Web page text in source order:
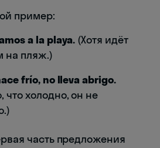
пример:
a la playa. (Хотя идёт
на пляж.)
frío, no lleva abrigo.
что холодно, он не
часть предложения